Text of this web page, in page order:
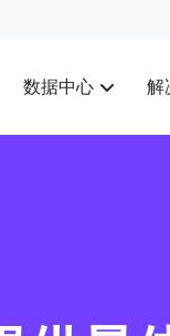
数据中心 解